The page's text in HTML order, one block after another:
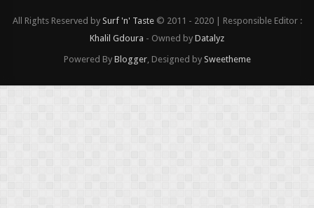
All Rights Reserved by Surf 'n' Taste© 2011 - 2020 | Responsible Editor :
Khalil Gdoura - Owned by Datalyz
Powered By Blogger, Designed by Sweetheme